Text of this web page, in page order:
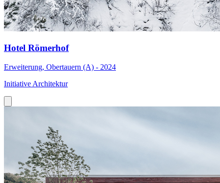
Hotel Römerhof
Erweiterung, Obertauern (A) - 2024
Initiative Architektur